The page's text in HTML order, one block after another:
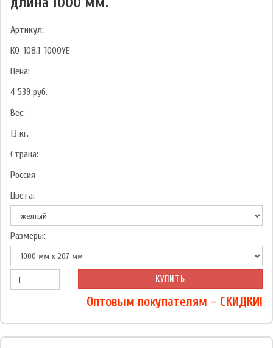
Артикул:
КО-108.1-1000YE
Цена:
4 539 руб.
Вес:
13 кг.
Страна:
Россия
Цвета:
Размеры:
КУПИТЬ
Оптовым покупателям – СКИДКИ!